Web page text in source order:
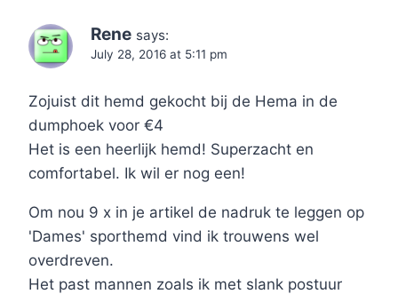
Rene says:
July 28, 2016 at 5:11 pm
Zojuist dit hemd gekocht bij de Hema in de
dumphoek voor €4
Het is een heerlijk hemd! Superzacht en
comfortabel. Ik wil er nog een!
Om nou 9 x in je artikel de nadruk te leggen op
'Dames' sporthemd vind ik trouwens wel
overdreven.
Het past mannen zoals ik met slank postuur